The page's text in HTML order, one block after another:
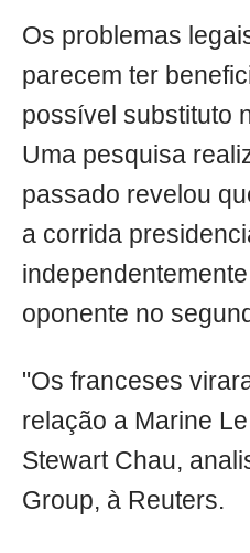
Os problemas
parecem ter
possível substituto
Uma pesquisa
passado revelou
a corrida
oponente no
"Os franceses
relação a Marine
Stewart Chau,
Group, à Reuters.